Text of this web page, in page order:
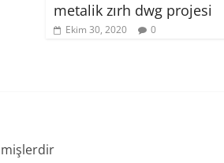
metalik zırh dwg projesi
Ekim 30, 2020 0